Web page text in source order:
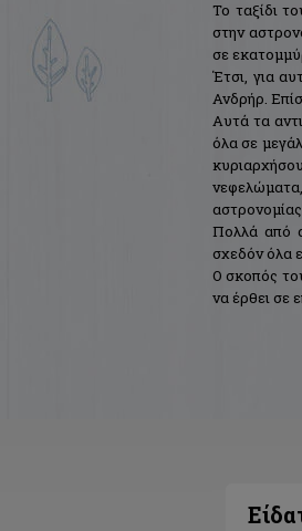
Το ταξίδι
στην
σε
Έτσι, για
Ανδρήρ.
Αυτά τα
όλα σε
Πολλά από
σχεδόν όλα
Ο σκοπός
να έρθει σε